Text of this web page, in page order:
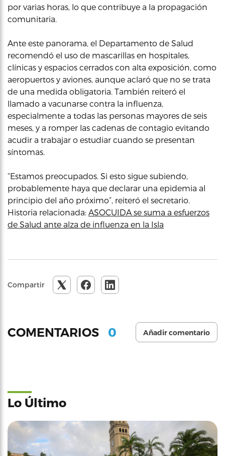
por varias horas, lo que contribuye a la propagación
comunitaria.
Ante este panorama, el Departamento de Salud
recomendó el uso de mascarillas en hospitales,
clínicas y espacios cerrados con alta exposición, como
aeropuertos y aviones, aunque aclaró que no se trata
de una medida obligatoria. También reiteró el
llamado a vacunarse contra la influenza,
especialmente a todas las personas mayores de seis
meses, y a romper las cadenas de contagio evitando
acudir a trabajar o estudiar cuando se presentan
síntomas.
“Estamos preocupados. Si esto sigue subiendo,
probablemente haya que declarar una epidemia al
principio del año próximo”, reiteró el secretario.
Historia relacionada: ASOCUIDA se suma a esfuerzos
de Salud ante alza de influenza en la Isla
Compartir
COMENTARIOS 0 Añadir comentario
Lo Último